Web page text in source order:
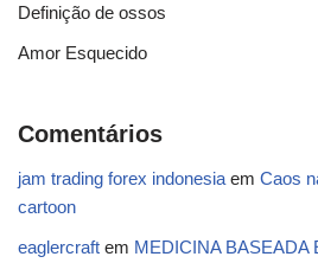
Definição de ossos
Amor Esquecido
Comentários
jam trading forex indonesia em Caos
cartoon
eaglercraft em MEDICINA BASEADA